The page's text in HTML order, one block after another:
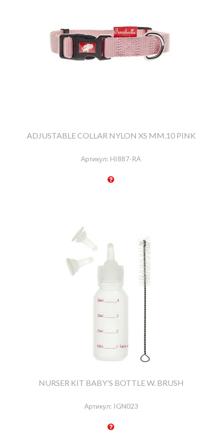
ADJUSTABLE COLLAR NYLON XS MM.10 PINK
Артикул: HI887-RA
NURSER KIT BABY'S BOTTLE W. BRUSH
Артикул: IGN023